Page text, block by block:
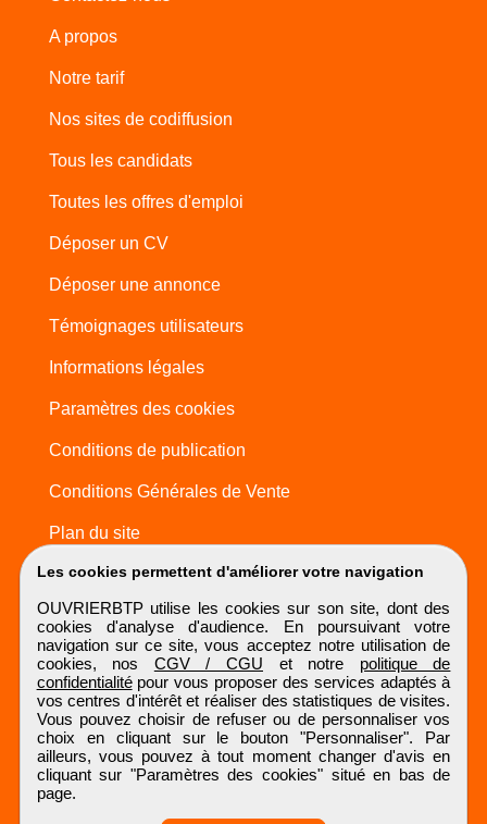
Les cookies permettent d'améliorer votre navigation
OUVRIERBTP utilise les cookies sur son site, dont des
cookies d'analyse d'audience. En poursuivant votre
navigation sur ce site, vous acceptez notre utilisation de
cookies, nos CGV / CGU et notre politique de
confidentialitépour vous proposer des services adaptés à
vos centres d'intérêt et réaliser des statistiques de visites.
Vous pouvez choisir de refuser ou de personnaliser vos
choix en cliquant sur le bouton "Personnaliser". Par
ailleurs, vous pouvez à tout moment changer d'avis en
cliquant sur "Paramètres des cookies" situé en bas de
page.
A propos
Notre tarif
Nos sites de codiffusion
Tous les candidats
Toutes les offres d'emploi
Déposer un CV
Déposer une annonce
Témoignages utilisateurs
Informations légales
Paramètres des cookies
Conditions de publication
Conditions Générales de Vente
Plan du site